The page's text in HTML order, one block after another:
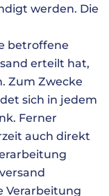
werden. Die
betroffene
erteilt hat,
Zum Zwecke
sich in jedem
Ferner
auch direkt
Verarbeitung